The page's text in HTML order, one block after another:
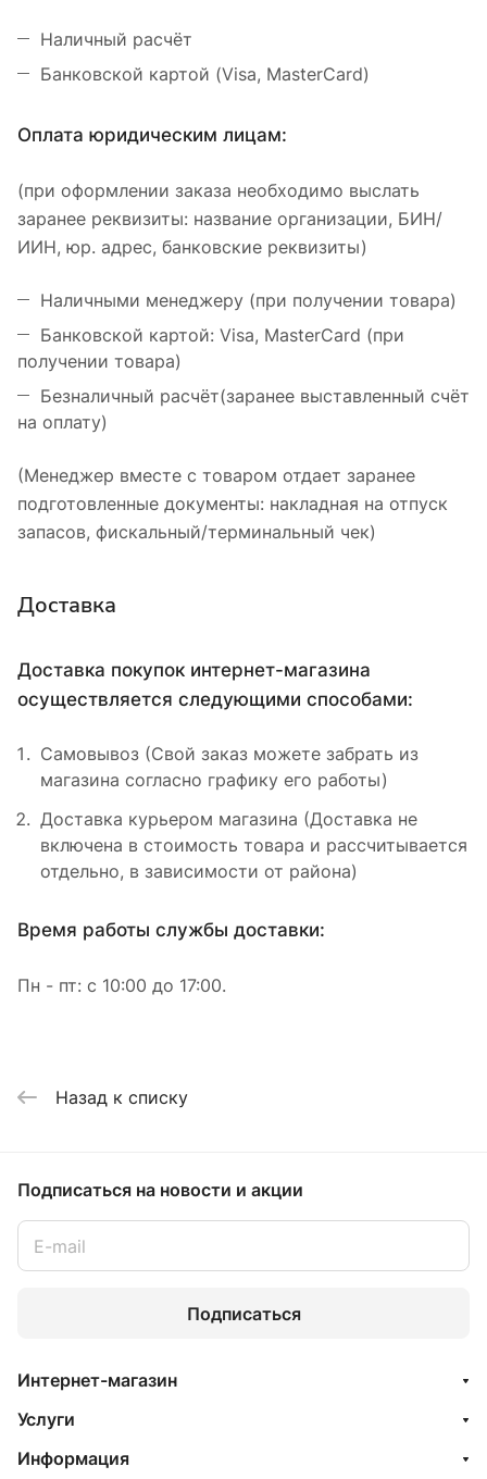
Наличный расчёт
Банковской картой (Visa, MasterCard)
Оплата юридическим лицам:
(при оформлении заказа необходимо выслать
заранее реквизиты: название организации, БИН/
ИИН, юр. адрес, банковские реквизиты)
Наличными менеджеру (при получении товара)
Банковской картой: Visa, MasterCard (при
получении товара)
Безналичный расчёт(заранее выставленный счёт
на оплату)
(Менеджер вместе с товаром отдает заранее
подготовленные документы: накладная на отпуск
запасов, фискальный/терминальный чек)
Доставка
Доставка покупок интернет-магазина
осуществляется следующими способами:
Самовывоз (Свой заказ можете забрать из
магазина согласно графику его работы)
Доставка курьером магазина (Доставка не
включена в стоимость товара и рассчитывается
отдельно, в зависимости от района)
Время работы службы доставки:
Пн - пт: с 10:00 до 17:00.
Назад к списку
Подписаться на новости и акции
Подписаться
Интернет-магазин
Услуги
Информация